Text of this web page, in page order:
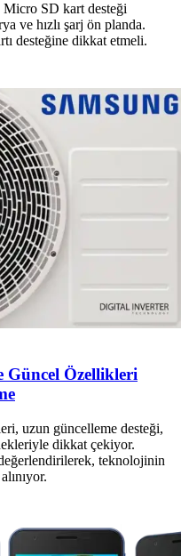
SD kart desteği
ve hızlı şarj ön planda.
desteğine dikkat etmeli.
Güncel Özellikleri
uzun güncelleme desteği,
dikkat çekiyor.
teknolojinin